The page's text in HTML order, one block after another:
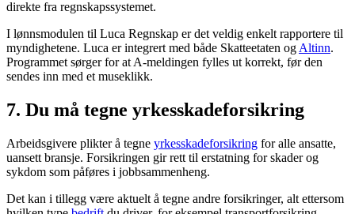
direkte fra regnskapssystemet.
I lønnsmodulen til Luca Regnskap er det veldig enkelt rapportere til
myndighetene. Luca er integrert med både Skatteetaten og Altinn.
Programmet sørger for at A-meldingen fylles ut korrekt, før den
sendes inn med et museklikk.
7. Du må tegne yrkesskadeforsikring
Arbeidsgivere plikter å tegne yrkesskadeforsikring for alle ansatte,
uansett bransje. Forsikringen gir rett til erstatning for skader og
sykdom som påføres i jobbsammenheng.
Det kan i tillegg være aktuelt å tegne andre forsikringer, alt ettersom